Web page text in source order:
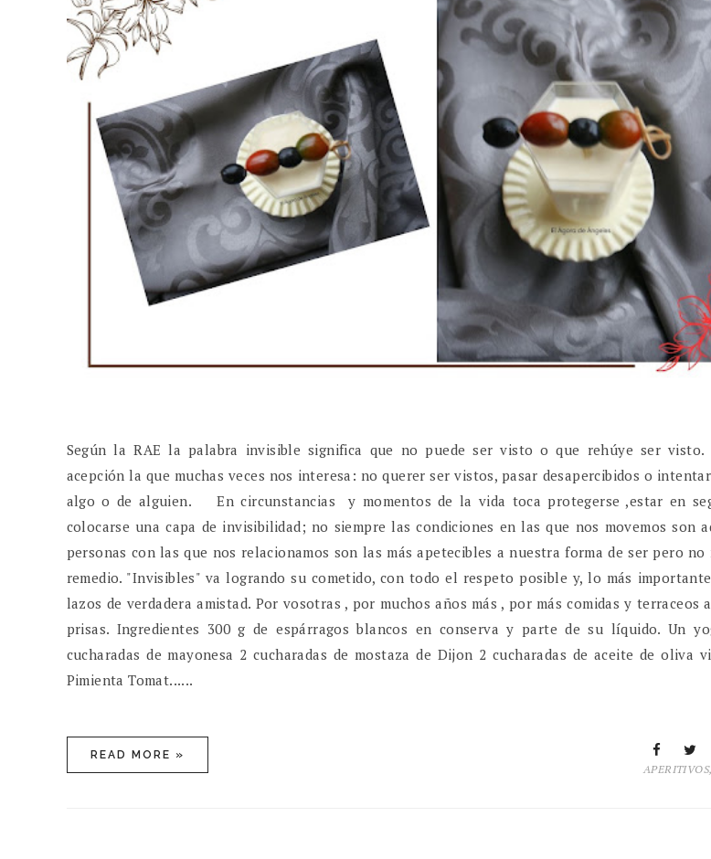
Según la RAE la palabra invisible significa que no puede ser visto o que rehúye ser visto.
acepción la que muchas veces nos interesa: no querer ser vistos, pasar desapercibidos o
algo o de alguien. En circunstancias y momentos de la vida toca protegerse ,estar en
colocarse una capa de invisibilidad; no siempre las condiciones en las que nos movemos son
personas con las que nos relacionamos son las más apetecibles a nuestra forma de ser pero no
remedio. "Invisibles" va logrando su cometido, con todo el respeto posible y, lo más
lazos de verdadera amistad. Por vosotras , por muchos años más , por más comidas y terraceos
prisas. Ingredientes 300 g de espárragos blancos en conserva y parte de su líquido. Un
cucharadas de mayonesa 2 cucharadas de mostaza de Dijon 2 cucharadas de aceite de oliva
Pimienta Tomat......
READ MORE »
APERITIVOS,